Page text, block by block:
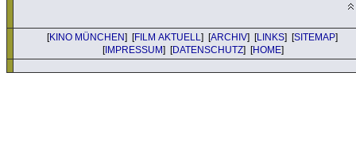
[KINO MÜNCHEN] [FILM AKTUELL ] [ARCHIV] [LINKS] [SITEMAP]
[IMPRESSUM] [DATENSCHUTZ] [HOME]